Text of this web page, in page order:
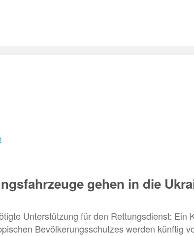
gehen in die
Unterstützung für den Rettungsdienst: Ein
Bevölkerungsschutzes werden künftig